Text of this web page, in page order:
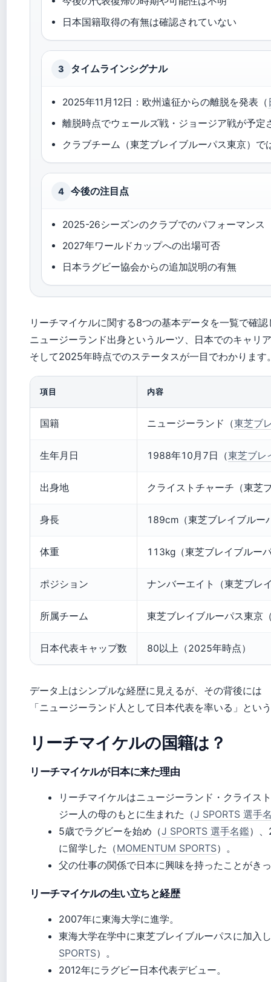
日本国籍取得の有無は確認されていない
3 タイムラインシグナル
2025年11月12日：欧州遠征からの離脱を発表（
離脱時点でウェールズ戦・ジョージア戦が予定
クラブチーム（東芝ブレイブルーパス東京）で
4 今後の注目点
2025-26シーズンのクラブでのパフォーマンス
2027年ワールドカップへの出場可否
日本ラグビー協会からの追加説明の有無
リーチマイケルに関する8つの基本データを一覧で確認
ニュージーランド出身というルーツ、日本でのキャリ
そして2025年時点でのステータスが一目でわかります
項目 内容
国籍 ニュージーランド（東芝ブ
生年月日 1988年10月7日（東芝ブレ
出身地 クライストチャーチ（東芝
身長 189cm（東芝ブレイブルー
体重 113kg（東芝ブレイブルー
ポジション ナンバーエイト（東芝ブレ
所属チーム 東芝ブレイブルーパス東京
日本代表キャップ数 80以上（2025年時点）
データ上はシンプルな経歴に見えるが、その背後には
「ニュージーランド人として日本代表を率いる」とい
リーチマイケルの国籍は？
リーチマイケルが日本に来た理由
リーチマイケルはニュージーランド・クライス
ジー人の母のもとに生まれた（J SPORTS 選手
5歳でラグビーを始め（J SPORTS 選手名鑑）
に留学した（MOMENTUM SPORTS）。
父の仕事の関係で日本に興味を持ったことがき
リーチマイケルの生い立ちと経歴
2007年に東海大学に進学。
東海大学在学中に東芝ブレイブルーパスに加入
SPORTS）。
2012年にラグビー日本代表デビュー。